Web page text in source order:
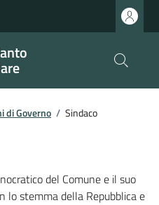
di Governo / Sindaco
del Comune e il suo
lo stemma della Repubblica e